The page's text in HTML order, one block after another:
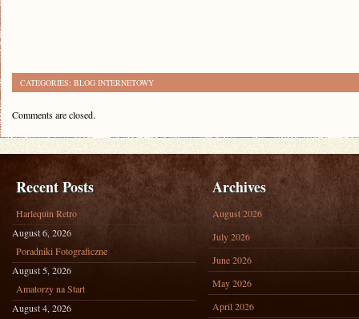
CATEGORIES: BLOG INTERNETOWY
Comments are closed.
Recent Posts
Harlequin Retro
August 6, 2026
Poradniki Fotograficzne
August 5, 2026
Amatorzy na Start
August 4, 2026
Archives
August 2026
July 2026
June 2026
May 2026
April 2026